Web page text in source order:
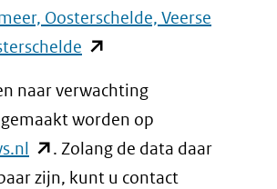
Oosterschelde, Veerse
(opent
(verwijst
naar verwachting
worden op
(opent
in
. Zolang de data daar
zijn, kunt u contact